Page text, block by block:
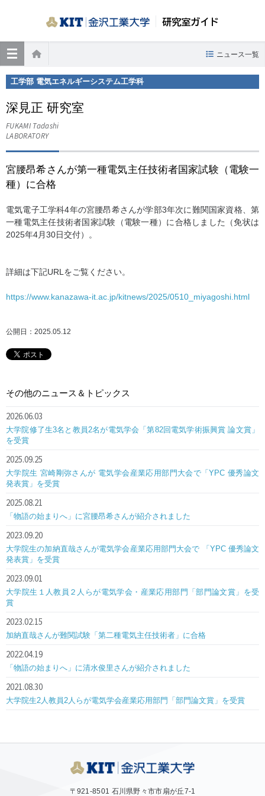
研究室ガイド
ホーム
ニュース一覧
工学部 電気エネルギーシステム工学科
深見正 研究室
FUKAMI Tadashi
LABORATORY
宮腰昂希さんが第一種電気主任技術者国家試験（電験一
種）に合格
電気電子工学科4年の宮腰昂希さんが学部3年次に難関国家資格、第
一種電気主任技術者国家試験（電験一種）に合格しました（免状は
2025年4月30日交付）。
詳細は下記URLをご覧ください。
https://www.kanazawa-it.ac.jp/kitnews/2025/0510_miyagoshi.html
公開日：2025.05.12
その他のニュース＆トピックス
2026.06.03
大学院修了生3名と教員2名が電気学会「第82回電気学術振興賞 論文賞」
を受賞
2025.09.25
大学院生 宮崎剛弥さんが 電気学会産業応用部門大会で「YPC 優秀論文
発表賞」を受賞
2025.08.21
「物語の始まりへ」に宮腰昂希さんが紹介されました
2023.09.20
大学院生の加納直哉さんが電気学会産業応用部門大会で 「YPC 優秀論文
発表賞」を受賞
2023.09.01
大学院生１人教員２人らが電気学会・産業応用部門「部門論文賞」を受
賞
2023.02.15
加納直哉さんが難関試験「第二種電気主任技術者」に合格
2022.04.19
「物語の始まりへ」に清水俊里さんが紹介されました
2021.08.30
大学院生2人教員2人らが電気学会産業応用部門「部門論文賞」を受賞
〒921-8501 石川県野々市市扇が丘7-1